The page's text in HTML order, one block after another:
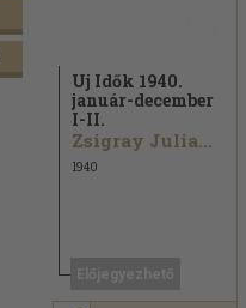
Uj Idők 1940.
január-december
I-II.
Zsigray Julianna...
1940